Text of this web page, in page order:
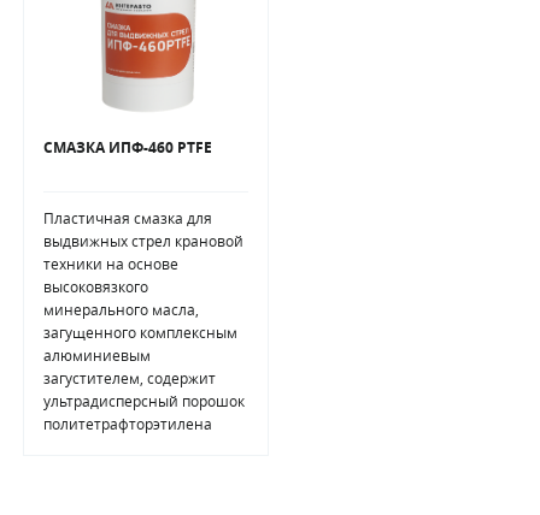
СМАЗКА ИПФ-460 PTFE
Пластичная смазка для
выдвижных стрел крановой
техники на основе
высоковязкого
минерального масла,
загущенного комплексным
алюминиевым
загустителем, содержит
ультрадисперсный порошок
политетрафторэтилена